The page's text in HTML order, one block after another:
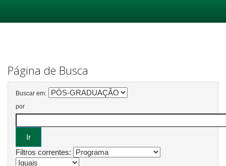
Página de Busca
Buscar em:
por
Filtros correntes: